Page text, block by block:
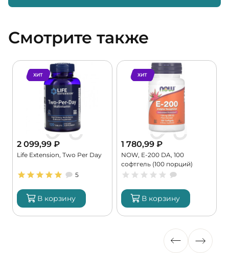
Смотрите также
ХИТ
2 099,99 ₽
Life Extension, Two Per Day
5
В корзину
ХИТ
1 780,99 ₽
NOW, E-200 DA, 100
софтгель (100 порций)
В корзину